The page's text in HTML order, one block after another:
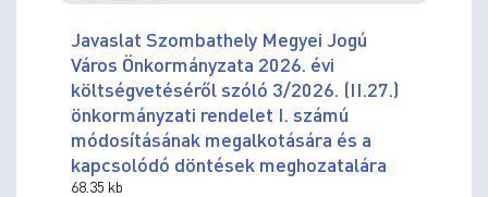
Javaslat Szombathely Megyei Jogú
Város Önkormányzata 2026. évi
költségvetéséről szóló 3/2026. (II.27.)
önkormányzati rendelet I. számú
módosításának megalkotására és a
kapcsolódó döntések meghozatalára
68.35 kb